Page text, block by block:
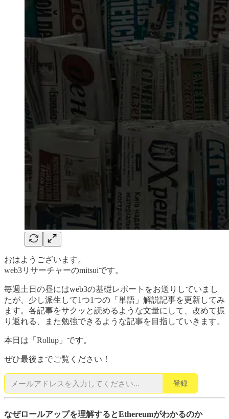
おはようございます。
web3リサーチャーのmitsuiです。
毎週土日の昼にはweb3の基礎レポートをお送りしていまし
たが、少し派生して1つ1つの「単語」解説記事を更新してみ
ます。各記事をサクッと読めるような文量にして、改めて振
り返れる、また勉強できるような記事を目指していきます。
本日は「Rollup」です。
ぜひ最後までご覧ください！
登録
なぜロールアップを理解するとEthereumがわかるのか